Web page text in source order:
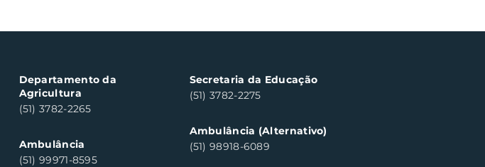
Departamento da
Agricultura
(51) 3782-2265
Ambulância
(51) 99971-8595
Secretaria da Educação
(51) 3782-2275
Ambulância (Alternativo)
(51) 98918-6089